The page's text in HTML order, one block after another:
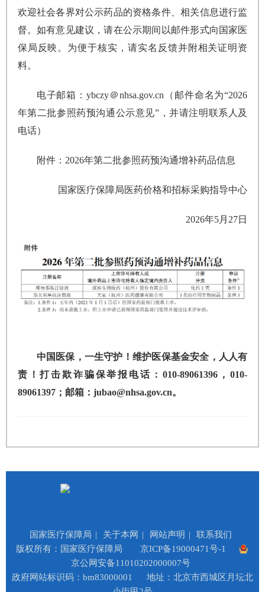
欢迎社会各界对公示药品的资格条件、相关信息进行监
督。如有意见建议，请在公示期间以邮件形式向国家医
保局反映。为便于核实，请实名反馈并附相关证明资
料。
电子邮箱：ybczy＠nhsa.gov.cn（邮件命名为“2026
年第二批参照药预沟通公示意见”，并请注明联系人及
电话）
附件：2026年第二批参照药预沟通增补药品信息
国家医疗保障局医药价格和招标采购指导中心
2026年5月27日
中国医保，一生守护！维护医保基金安全，人人有
责！打击欺诈骗保举报电话：010-89061396，010-
89061397；邮箱：jubao@nhsa.gov.cn。
国家医疗保障局 | 关于本网 | 网站声明 |
联系我们
版权所有：国家医疗保障局
京ICP备19000471号-1
京公网安备11010202000007号
政府网站标识码：bm83000001
地址：北京市西城区月坛北